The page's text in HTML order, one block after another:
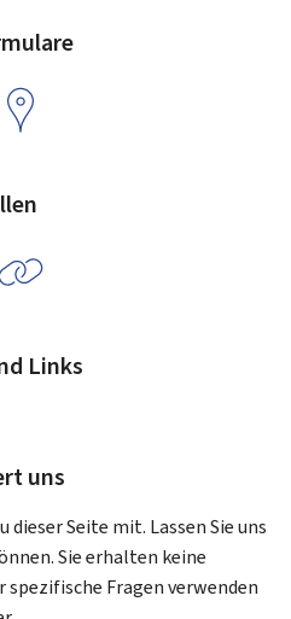
Links
uns
dieser Seite mit. Lassen Sie uns
Sie erhalten keine
Fragen verwenden